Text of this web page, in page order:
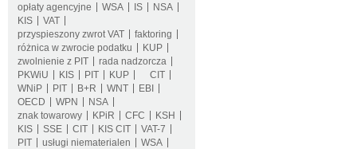
opłaty agencyjne
WSA IS
NSA
KIS
VAT
przyspieszony zwrot VAT
faktoring
różnica w zwrocie podatku
KUP
zwolnienie z PIT
rada nadzorcza
PKWiU
KIS PIT KUP
CIT
WNiP
PIT B+R WNT
EBI
OECD
WPN
NSA
znak towarowy
KPiR CFC
KSH
KIS
SSE CIT KIS CIT
VAT-7
PIT
usługi niematerialen
WSA